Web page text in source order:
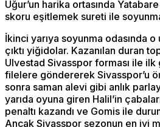
Uğur’un harika ortasında
skoru eşitlemek sureti ile
İkinci yarıya soyunma odasında
çıktı yiğidolar. Kazanılan duran
Ulvestad Sivasspor forması ile ilk
filelere göndererek Sivasspor’u
sonra saman alevi gibi anlık
yarıda oyuna giren Halil’in
penaltı kazandı ve Gomis ile
Ancak Sivasspor sezonun en iyi